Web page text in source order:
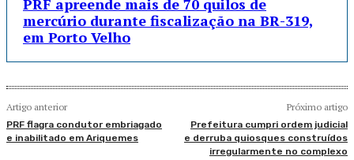
PRF apreende mais de 70 quilos de
mercúrio durante fiscalização na BR-319,
em Porto Velho
Artigo anterior
PRF flagra condutor embriagado
e inabilitado em Ariquemes
Próximo artigo
Prefeitura cumpri ordem judicial
e derruba quiosques construídos
irregularmente no complexo